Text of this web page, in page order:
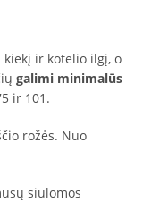
on
the
page
kiekį ir kotelio ilgį, o
galimi minimalūs
ir 101.
rožės. Nuo
siūlomos